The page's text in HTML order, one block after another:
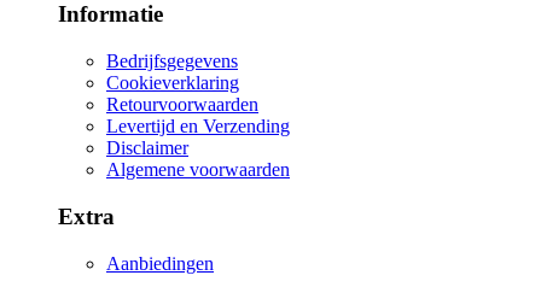
Informatie
Bedrijfsgegevens
Cookieverklaring
Retourvoorwaarden
Levertijd en Verzending
Disclaimer
Algemene voorwaarden
Extra
Aanbiedingen